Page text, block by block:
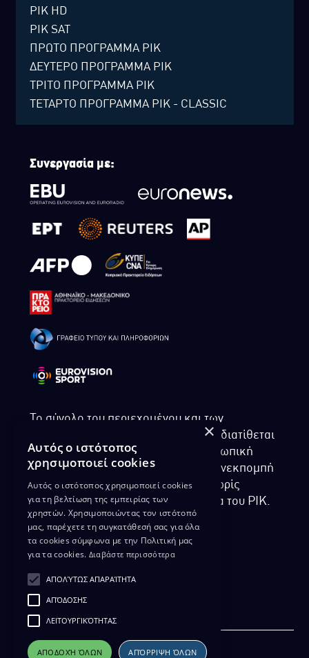
ΡΙΚ HD
ΡΙΚ SAT
ΠΡΩΤΟ ΠΡΟΓΡΑΜΜΑ ΡΙΚ
ΔΕΥΤΕΡΟ ΠΡΟΓΡΑΜΜΑ ΡΙΚ
ΤΡΙΤΟ ΠΡΟΓΡΑΜΜΑ ΡΙΚ
ΤΕΤΑΡΤΟ ΠΡΟΓΡΑΜΜΑ ΡΙΚ - CLASSIC
Συνεργασία με:
Το σύνολο του περιεχομένου και των
υπηρεσιών της ιστοσελίδας του ΡΙΚ διατίθεται
στους επισκέπτες αυστηρά για προσωπική
χρήση. Απαγορεύεται η χρήση ή επανεκπομπή
του, σε οποιοδήποτε μορφή, με ή χωρίς
επεξεργασία και χωρίς γραπτή άδεια του ΡΙΚ.
ΔΙΚΑΙΩΜΑ ΠΡΟΣΤΑΣΙΑΣ ΔΕΔΟΜΕΝΩΝ
ΔΙΑΘΕΣΗ ΑΡΧΕΙΑΚΟΥ ΥΛΙΚΟΥ
ΠΟΛΙΤΙΚΗ ΑΠΟΡΡΗΤΟΥ EUROVISION
×
Αυτός ο ιστότοπος
χρησιμοποιεί cookies
Αυτός ο ιστότοπος χρησιμοποιεί cookies
για τη βελτίωση της εμπειρίας των
χρηστών. Χρησιμοποιώντας τον ιστότοπό
μας, παρέχετε τη συγκατάθεσή σας για όλα
τα cookies σύμφωνα με την Πολιτική μας
για τα cookies. Διαβάστε περισσότερα
ΑΠΟΛΎΤΩΣ ΑΠΑΡΑΊΤΗΤΑ
ΑΠΌΔΟΣΗΣ
ΛΕΙΤΟΥΡΓΙΚΌΤΗΤΑΣ
ΑΠΟΔΟΧΉ ΌΛΩΝ ΑΠΌΡΡΙΨΗ ΌΛΩΝ